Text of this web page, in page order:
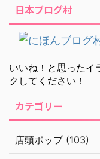
日本ブログ村
いいね！と思ったイ
クしてください！
カテゴリー
店頭ポップ (103)